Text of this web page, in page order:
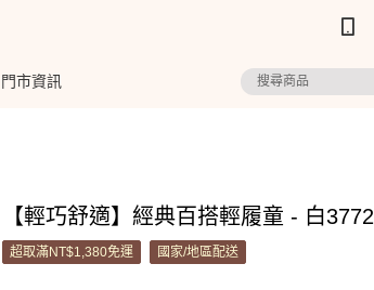
門市資訊
【輕巧舒適】經典百搭輕履童 - 白3772
超取滿NT$1,380免運 國家/地區配送